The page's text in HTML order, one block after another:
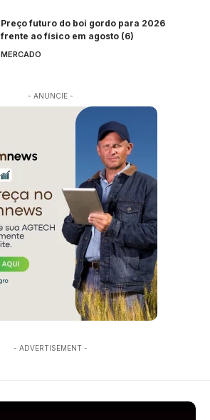
Preço futuro do boi gordo para 2026
frente ao físico em agosto (6)
MERCADO
- ANUNCIE -
- ADVERTISEMENT -